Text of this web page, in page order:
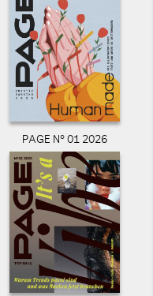
PAGE N° 01 2026